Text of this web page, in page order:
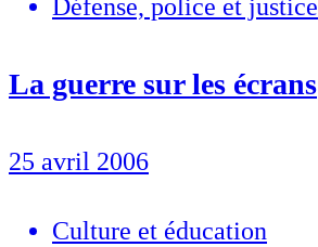
Défense, police et justice
La guerre sur les écrans
25 avril 2006
Culture et éducation